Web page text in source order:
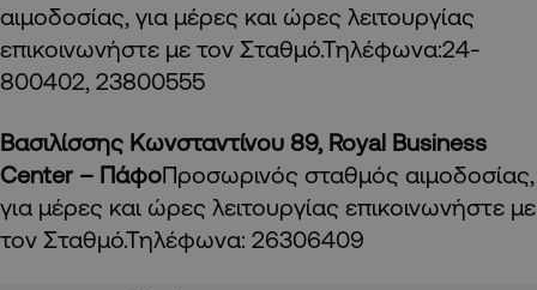
αιμοδοσίας, για μέρες και ώρες λειτουργίας
επικοινωνήστε με τον Σταθμό.Τηλέφωνα:24-
800402, 23800555
Βασιλίσσης Κωνσταντίνου 89, Royal Business
Center – ΠάφοΠροσωρινός σταθμός αιμοδοσίας,
για μέρες και ώρες λειτουργίας επικοινωνήστε με
τον Σταθμό.Τηλέφωνα: 26306409